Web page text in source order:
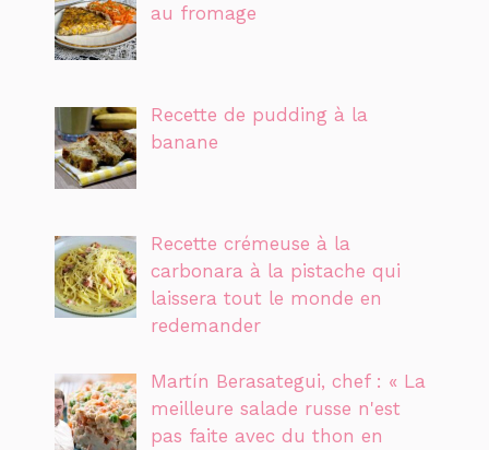
au fromage
Recette de pudding à la
banane
Recette crémeuse à la
carbonara à la pistache qui
laissera tout le monde en
redemander
Martín Berasategui, chef : « La
meilleure salade russe n'est
pas faite avec du thon en